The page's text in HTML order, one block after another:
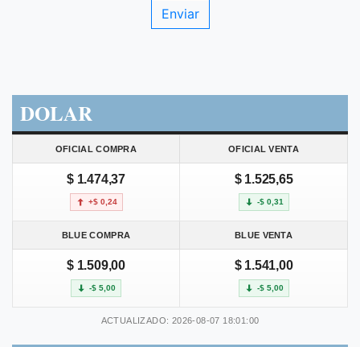
DOLAR
OFICIAL COMPRA OFICIAL VENTA
$ 1.474,37
+$ 0,24
$ 1.525,65
-$ 0,31
BLUE COMPRA BLUE VENTA
$ 1.509,00
-$ 5,00
$ 1.541,00
-$ 5,00
ACTUALIZADO: 2026-08-07 18:01:00